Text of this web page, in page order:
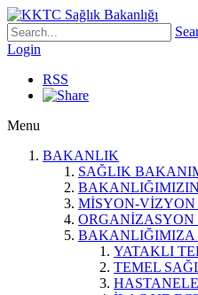
Login
RSS
Menu
BAKANLIK
SAĞLIK
MİSYON-VİZYON
ORGANİZASYON
BAKANLIĞIMIZA
YATAKLI
TEMEL